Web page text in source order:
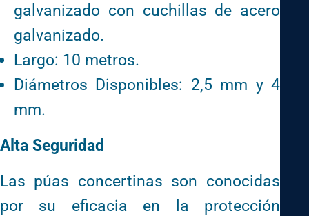
galvanizado con cuchillas de acero
galvanizado.
Largo: 10 metros.
Diámetros Disponibles: 2,5 mm y 4
mm.
Alta Seguridad
Las púas concertinas son conocidas
por su eficacia en la protección